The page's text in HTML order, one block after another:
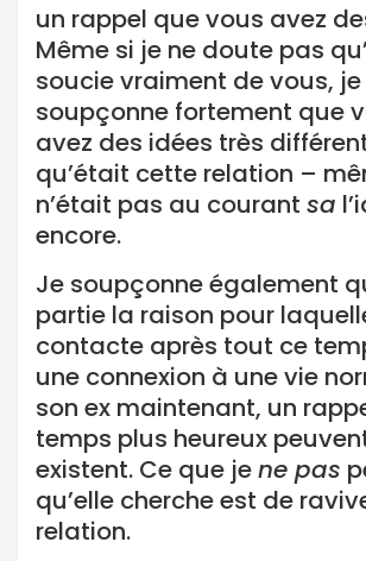
un rappel que vous avez
Même si je ne doute pas
soucie vraiment de vous, je
soupçonne fortement que
avez des idées très
qu’était cette relation –
n’était pas au courant sa
encore.
Je soupçonne également
partie la raison pour
contacte après tout ce
une connexion à une vie
son ex maintenant, un
temps plus heureux
existent. Ce que jene pas
qu’elle cherche est de
relation.